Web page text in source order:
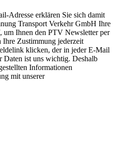
Adresse erklären Sie sich damit
Transport Verkehr GmbH Ihre
um Ihnen den PTV Newsletter per
Zustimmung jederzeit
klicken, der in jeder E-Mail
Daten ist uns wichtig. Deshalb
Informationen
mit unserer